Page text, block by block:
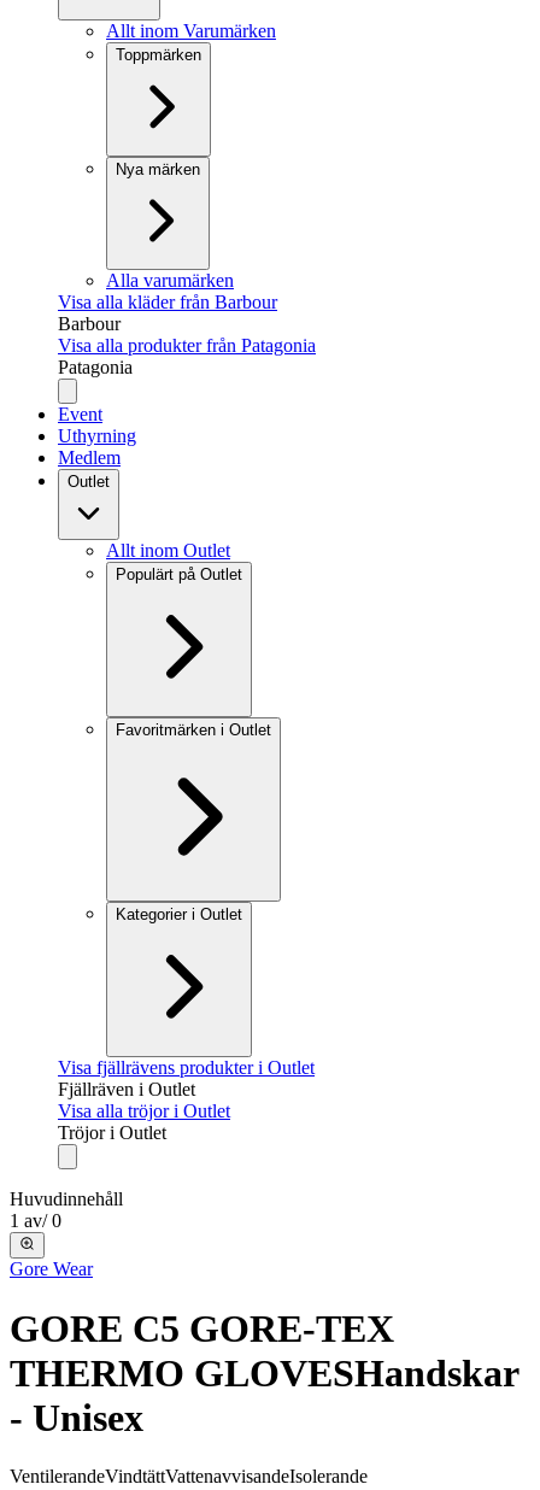
Allt inom Varumärken
Toppmärken
Nya märken
Alla varumärken
Visa alla kläder från Barbour
Barbour
Visa alla produkter från Patagonia
Patagonia
Event
Uthyrning
Medlem
Outlet
Allt inom Outlet
Populärt på Outlet
Favoritmärken i Outlet
Kategorier i Outlet
Visa fjällrävens produkter i Outlet
Fjällräven i Outlet
Visa alla tröjor i Outlet
Tröjor i Outlet
Huvudinnehåll
1 av/ 0
Gore Wear
GORE C5 GORE-TEX
THERMO GLOVESHandskar
- Unisex
VentilerandeVindtättVattenavvisandeIsolerande